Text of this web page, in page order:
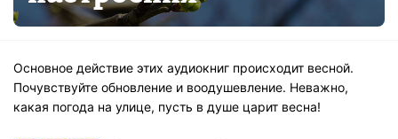
Основное действие этих аудиокниг происходит весной.
Почувствуйте обновление и воодушевление. Неважно,
какая погода на улице, пусть в душе царит весна!